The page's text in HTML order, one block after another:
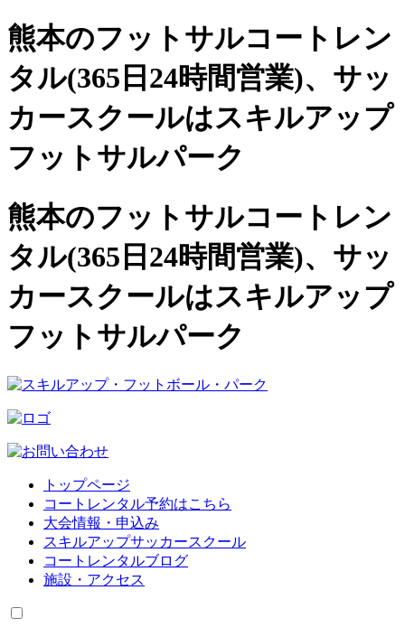
熊本のフットサルコートレン
タル(365日24時間営業)、 サッ
カースクールはスキルアップ
フットサルパーク
熊本のフットサルコートレン
タル(365日24時間営業)、サッ
カースクールはスキルアップ
フットサルパーク
トップページ
コートレンタル予約はこちら
大会情報・申込み
スキルアップサッカースクール
コートレンタルブログ
施設・アクセス